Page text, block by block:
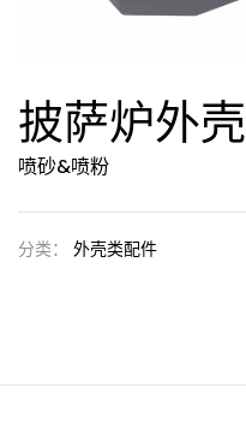
披萨炉外壳
喷砂&喷粉
分类： 外壳类配件